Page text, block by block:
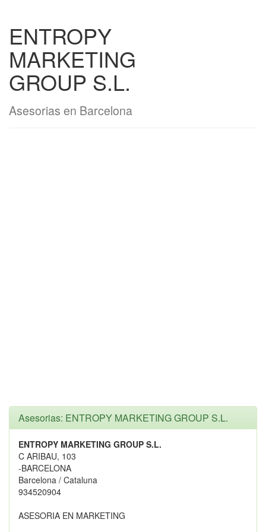
ENTROPY
MARKETING
GROUP S.L.
Asesorias en Barcelona
Asesorias: ENTROPY MARKETING GROUP S.L.
ENTROPY MARKETING GROUP S.L.
C ARIBAU, 103
-BARCELONA
Barcelona / Cataluna
934520904
ASESORIA EN MARKETING